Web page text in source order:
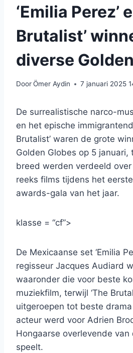
‘Emilia Perez’
Brutalist’
diverse
DoorÖmer Aydin 7 januari 2025
De surrealistische narco-
en het epische
Brutalist’ waren de grote
Golden Globes op 5 januari,
breed werden verdeeld
reeks films tijdens het
awards-gala van het jaar.
klasse = “cf”>
De Mexicaanse set ‘Emilia
regisseur Jacques Audiard
waaronder die voor beste
muziekfilm, terwijl ‘The
uitgeroepen tot beste
acteur werd voor Adrien
Hongaarse overlevende
speelt.